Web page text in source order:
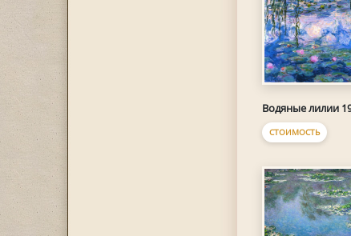
Водяные лилии
СТОИМОСТЬ